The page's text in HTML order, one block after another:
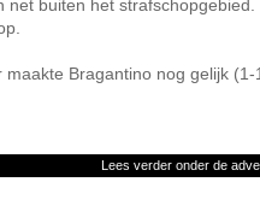
net buiten het
maakte Bragantino nog gelijk
Lees verder onder de